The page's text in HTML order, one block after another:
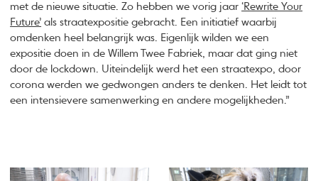
met de nieuwe situatie. Zo hebben we vorig jaar ‘Rewrite Your
Future’ als straatexpositie gebracht. Een initiatief waarbij
omdenken heel belangrijk was. Eigenlijk wilden we een
expositie doen in de Willem Twee Fabriek, maar dat ging niet
door de lockdown. Uiteindelijk werd het een straatexpo, door
corona werden we gedwongen anders te denken. Het leidt tot
een intensievere samenwerking en andere mogelijkheden.”